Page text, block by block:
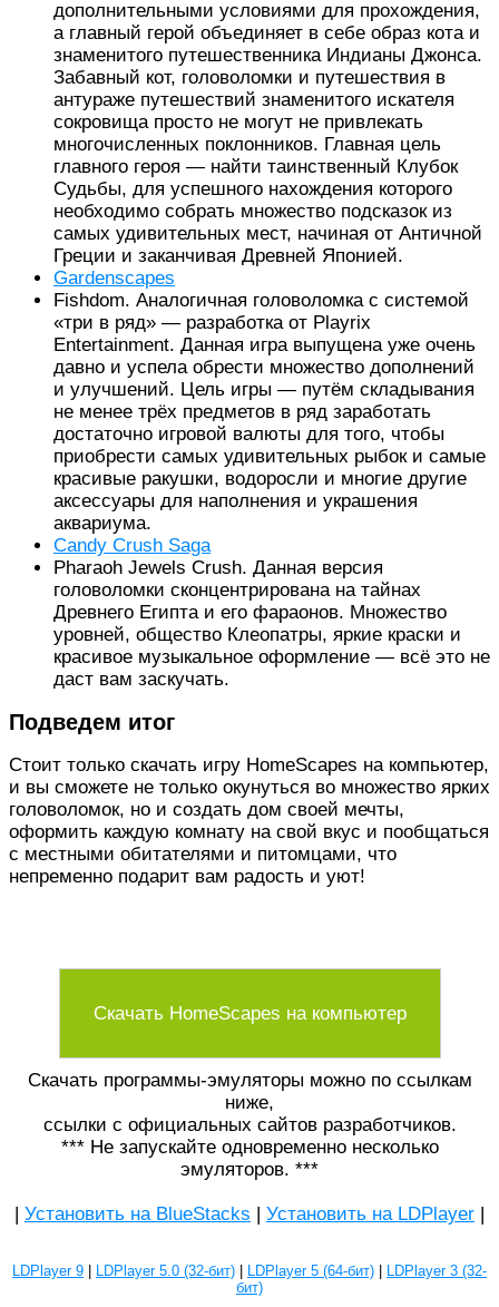
дополнительными условиями для прохождения,
а главный герой объединяет в себе образ кота и
знаменитого путешественника Индианы Джонса.
Забавный кот, головоломки и путешествия в
антураже путешествий знаменитого искателя
сокровища просто не могут не привлекать
многочисленных поклонников. Главная цель
главного героя — найти таинственный Клубок
Судьбы, для успешного нахождения которого
необходимо собрать множество подсказок из
самых удивительных мест, начиная от Античной
Греции и заканчивая Древней Японией.
Gardenscapes
Fishdom. Аналогичная головоломка с системой
«три в ряд» — разработка от Playrix
Entertainment. Данная игра выпущена уже очень
давно и успела обрести множество дополнений
и улучшений. Цель игры — путём складывания
не менее трёх предметов в ряд заработать
достаточно игровой валюты для того, чтобы
приобрести самых удивительных рыбок и самые
красивые ракушки, водоросли и многие другие
аксессуары для наполнения и украшения
аквариума.
Candy Crush Saga
Pharaoh Jewels Crush. Данная версия
головоломки сконцентрирована на тайнах
Древнего Египта и его фараонов. Множество
уровней, общество Клеопатры, яркие краски и
красивое музыкальное оформление — всё это не
даст вам заскучать.
Подведем итог
Стоит только скачать игру HomeScapes на компьютер,
и вы сможете не только окунуться во множество ярких
головоломок, но и создать дом своей мечты,
оформить каждую комнату на свой вкус и пообщаться
с местными обитателями и питомцами, что
непременно подарит вам радость и уют!
Скачать HomeScapes на компьютер
Скачать программы-эмуляторы можно по ссылкам
ниже,
ссылки с официальных сайтов разработчиков.
*** Не запускайте одновременно несколько
эмуляторов. ***
Установить на BlueStacks Установить на LDPlayer
LDPlayer 9 LDPlayer 5.0 (32-бит) LDPlayer 5 (64-бит)
LDPlayer 3 (32-
бит)